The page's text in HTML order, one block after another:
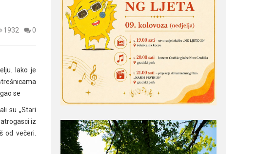
1932 0
Iako je
se
su „Stari
iz
od večeri.